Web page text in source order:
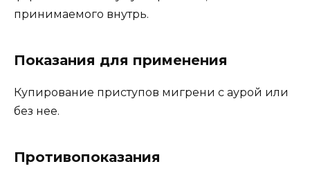
принимаемого внутрь.
Показания для применения
Купирование приступов мигрени с аурой или
без нее.
Противопоказания